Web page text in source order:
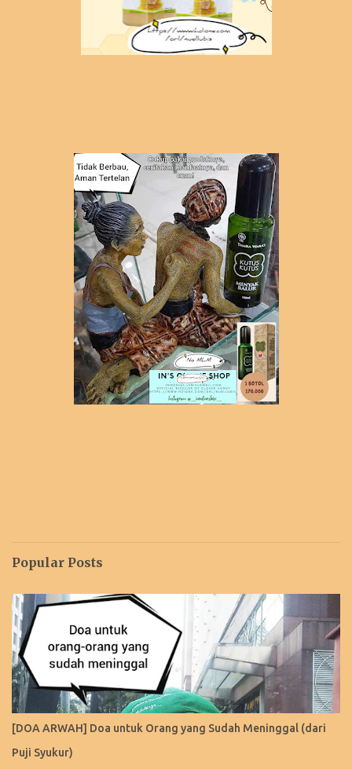
Popular Posts
[DOA ARWAH] Doa untuk Orang yang Sudah Meninggal (dari
Puji Syukur)